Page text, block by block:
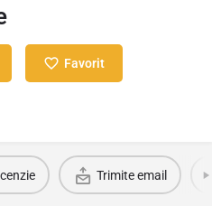
Favorit
Trimite email